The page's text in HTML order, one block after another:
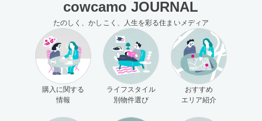
cowcamo JOURNAL
たのしく、かしこく、人生を彩る住まいメディア
購入に関する
情報
ライフスタイル
別物件選び
おすすめ
エリア紹介